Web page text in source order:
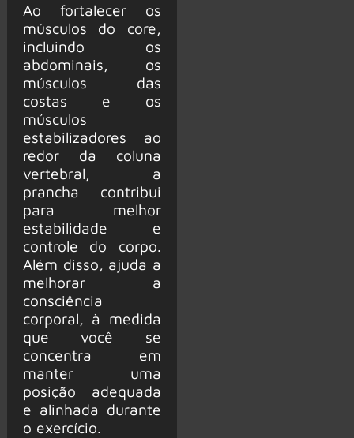
Ao fortalecer os
músculos do core,
incluindo os
abdominais, os
músculos das
costas e os
músculos
estabilizadores ao
redor da coluna
vertebral, a
prancha contribui
para melhor
estabilidade e
controle do corpo.
Além disso, ajuda a
melhorar a
consciência
corporal, à medida
que você se
concentra em
manter uma
posição adequada
e alinhada durante
o exercício.